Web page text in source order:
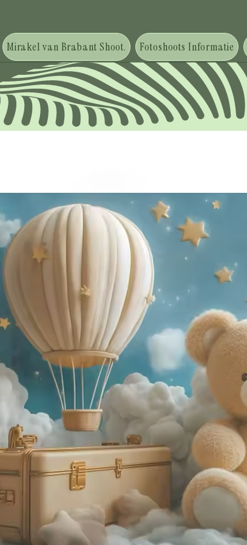
Mirakel van Brabant Shoot. Fotoshoots Informatie